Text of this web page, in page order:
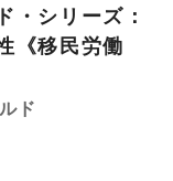
・シリーズ：
《移民労働
ド